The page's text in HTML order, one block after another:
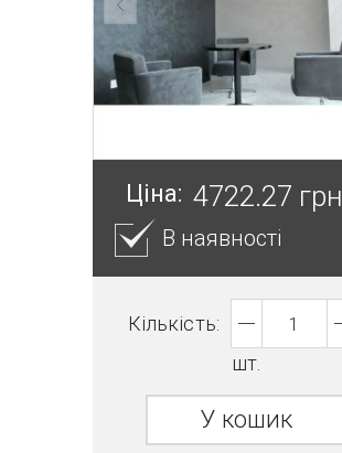
Ціна: 4722.27 грн
В наявності
Кількість:
шт.
У кошик